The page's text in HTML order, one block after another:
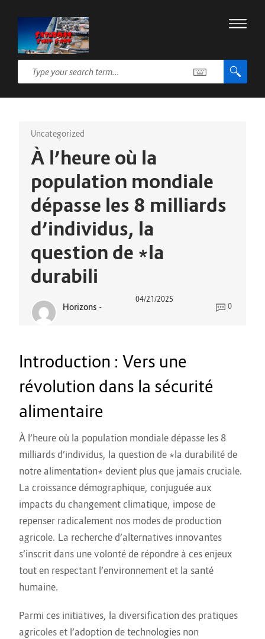
Uncategorized
À l’heure où la
population mondiale
dépasse les 8 milliards
d’individus, la
question de *la
durabili
Horizons -
04/21/2025
0
Introduction : Vers une
révolution dans la sécurité
alimentaire
À l’heure où la population mondiale dépasse les 8
milliards d’individus, la question de *la durabilité de
notre alimentation* devient plus que jamais cruciale.
La croissance démographique, conjuguée aux
impacts du changement climatique, impose de
repenser radicalement nos modes de production
agricole. La recherche d’alternatives innovantes
s’inscrit dans une volonté de répondre à ces enjeux
tout en respectant l’environnement et la santé
humaine.
Parmi ces initiatives, la diversification des pratiques
agricoles et l’adoption de technologies non